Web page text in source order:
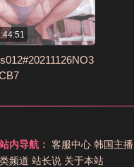
站内导航： 客服中心 韩国主播
类频道 站长说 关于本站